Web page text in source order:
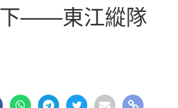
下——東江縱隊